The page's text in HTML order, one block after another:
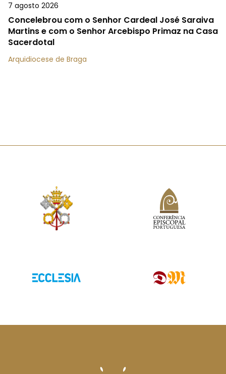
7 agosto 2026
Concelebrou com o Senhor Cardeal José Saraiva
Martins e com o Senhor Arcebispo Primaz na Casa
Sacerdotal
Arquidiocese de Braga